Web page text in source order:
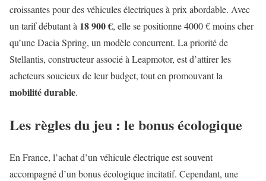
croissantes pour des véhicules électriques à prix abordable. Avec
un tarif débutant à 18 900 €, elle se positionne 4000 € moins cher
qu’une Dacia Spring, un modèle concurrent. La priorité de
Stellantis, constructeur associé à Leapmotor, est d’attirer les
acheteurs soucieux de leur budget, tout en promouvant la
mobilité durable.
Les règles du jeu : le bonus écologique
En France, l’achat d’un véhicule électrique est souvent
accompagné d’un bonus écologique incitatif. Cependant, une